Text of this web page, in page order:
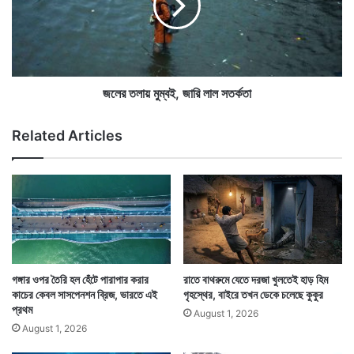
১৯৬৮ সাল থেকে এই ২ ভাই কখনও সাইকেলে চড়ে, কখনও
মোটরবাইকে, কখনও ট্রেনে, কখনও প্লেনে আবার কখনও পায়ে
হেঁটে এই জল ও মাটি সংগ্রহ করে চলেছেন। তবেই হয়তো আজ
লু
ই
লা
ল
স
র্ক
তা
জলের তলায় মুম্বই, জারি লাল সতর্কতা
Related Articles
গঙ্গার ওপর তৈরি হল হেঁটে পারাপার করার
কাচের কেবল সাসপেনশন ব্রিজ, ভারতে এই
প্রথম
August 1, 2026
রাতে বাথরুমে যেতে দরজা খুলতেই হাড় হিম
গৃহস্থের, বাইরে তখন ডেকে চলেছে কুকুর
August 1, 2026